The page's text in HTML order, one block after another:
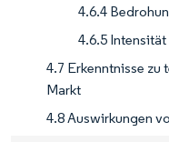
4.6.4
4.6.5
4.7 Erkenntnisse
Markt
4.8 Auswirkungen